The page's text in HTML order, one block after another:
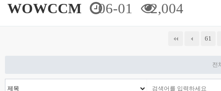
WOWCCM 06-01 2,004
61
전